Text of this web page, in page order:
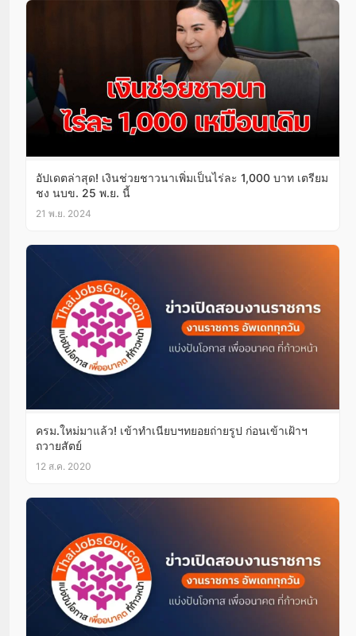
อัปเดตล่าสุด! เงินช่วยชาวนาเพิ่มเป็นไร่ละ 1,000 บาท เตรียม
ชง นบข. 25 พ.ย. นี้
21 พ.ย. 2024
ครม.ใหม่มาแล้ว! เข้าทำเนียบฯทยอยถ่ายรูป ก่อนเข้าเฝ้าฯ
ถวายสัตย์
12 ส.ค. 2020